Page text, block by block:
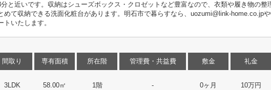
と近いです。収納はシューズボックス・クロゼットなど豊富なので、衣類や履き物の
めて収納できる洗面化粧台があります。明石市で暮らすなら、uozumi@link-home.co.jp
いたします。
間取り
3LDK
専有面積
58.00㎡
所在階
1階
管理費・共益費
-
敷金
0ヶ月
礼金
10万円